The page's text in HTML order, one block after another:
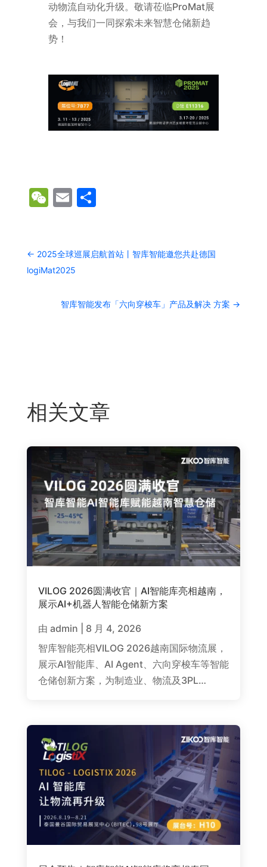
动物流自动化升级。敬请莅临ProMat展
会，与我们一同探索未来智慧仓储新趋
势！
WeChat
Email
分
← 2025全球巡展启航首站丨智库智能邀您共赴德国
logiMat2025
智库智能发布「六向穿梭车」产品及解决 方案 →
相关文章
VILOG 2026圆满收官｜AI智能库亮相越南，
展示AI+机器人智能仓储新方案
由 admin
8 月 4, 2026
智库智能亮相VILOG 2026越南国际物流展，
展示AI智能库、AI Agent、六向穿梭车等智能
仓储创新方案，为制造业、物流及3PL…